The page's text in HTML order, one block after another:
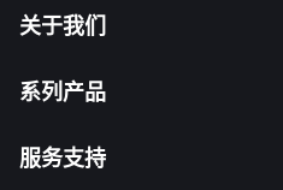
关于我们
系列产品
服务支持